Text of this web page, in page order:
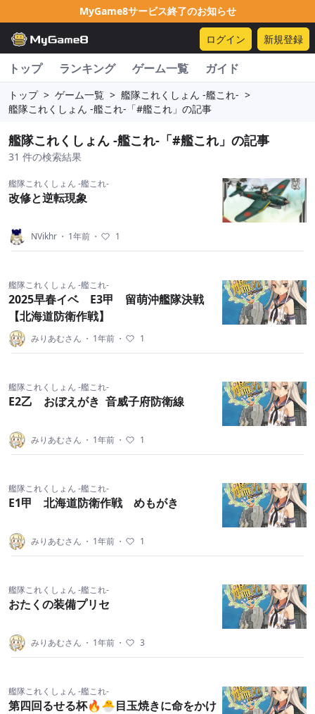
MyGame8サービス終了のお知らせ
ログイン 新規登録
トップ ランキング ゲーム一覧 ガイド
トップ > ゲーム一覧 > 艦隊これくしょん -艦これ- >
艦隊これくしょん -艦これ-「#艦これ」の記事
艦隊これくしょん -艦これ-「#艦これ」の記事
31 件の検索結果
艦隊これくしょん -艦これ-
改修と逆転現象
NVikhr ・ 1年前 ・ 1
艦隊これくしょん -艦これ-
2025早春イベ E3甲 留萌沖艦隊決戦
【北海道防衛作戦】
みりあむさん ・ 1年前 ・ 1
艦隊これくしょん -艦これ-
E2乙 おぼえがき 音威子府防衛線
みりあむさん ・ 1年前 ・ 1
艦隊これくしょん -艦これ-
E1甲 北海道防衛作戦 めもがき
みりあむさん ・ 1年前 ・ 1
艦隊これくしょん -艦これ-
おたくの装備プリセ
みりあむさん ・ 1年前 ・ 3
艦隊これくしょん -艦これ-
第四回るせる杯🔥🐣目玉焼きに命をかけ